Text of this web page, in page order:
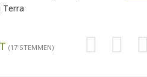
(17 STEMMEN)